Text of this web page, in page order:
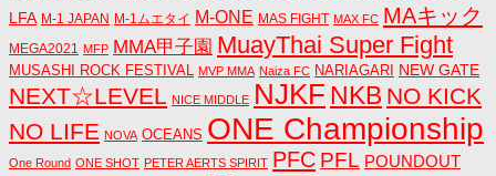
LFA M-1 JAPAN M-1ムエタイ M-ONE MAS FIGHT MAX FC MAキック
MEGA2021 MFP MMA甲子園 MuayThai Super Fight
MUSASHI ROCK FESTIVAL MVP MMA Naiza FC NARIAGARI NEW GATE
NEXT☆LEVEL NICE MIDDLE NJKF NKB NO KICK
NO LIFE NOVA OCEANS ONE Championship
One Round ONE SHOT PETER AERTS SPIRIT PFC PFL POUNDOUT